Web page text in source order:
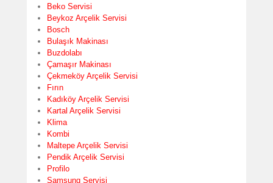
Beko Servisi
Beykoz Arçelik Servisi
Bosch
Bulaşık Makinası
Buzdolabı
Çamaşır Makinası
Çekmeköy Arçelik Servisi
Fırın
Kadıköy Arçelik Servisi
Kartal Arçelik Servisi
Klima
Kombi
Maltepe Arçelik Servisi
Pendik Arçelik Servisi
Profilo
Samsung Servisi